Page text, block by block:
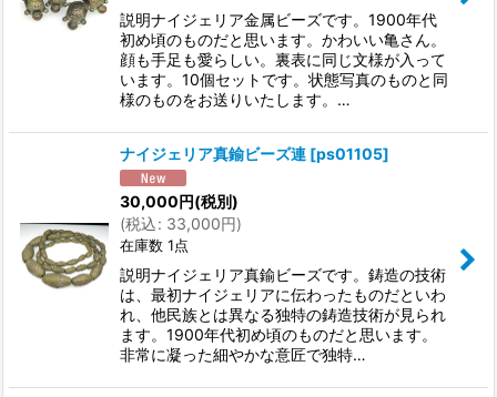
説明ナイジェリア金属ビーズです。1900年代
初め頃のものだと思います。かわいい亀さん。
顔も手足も愛らしい。裏表に同じ文様が入って
います。10個セットです。状態写真のものと同
様のものをお送りいたします。…
ナイジェリア真鍮ビーズ連 [ps01105]
30,000円(税別)
(税込: 33,000円)
在庫数 1点
説明ナイジェリア真鍮ビーズです。鋳造の技術
は、最初ナイジェリアに伝わったものだといわ
れ、他民族とは異なる独特の鋳造技術が見られ
ます。1900年代初め頃のものだと思います。
非常に凝った細やかな意匠で独特…